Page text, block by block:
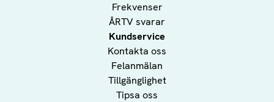
Frekvenser
ÅRTV svarar
Kundservice
Kontakta oss
Felanmälan
Tillgänglighet
Tipsa oss